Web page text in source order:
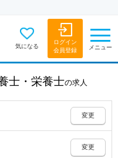
気になる
ログイン
会員登録
メニュー
士・栄養士の求人
変更
変更